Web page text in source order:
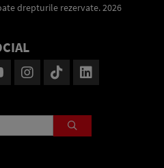
drepturile rezervate. 2026